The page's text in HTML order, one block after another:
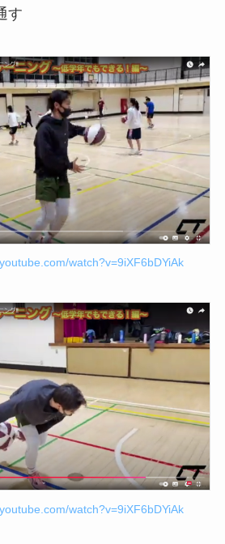
す
watch?v=9iXF6bDYiAk
watch?v=9iXF6bDYiAk